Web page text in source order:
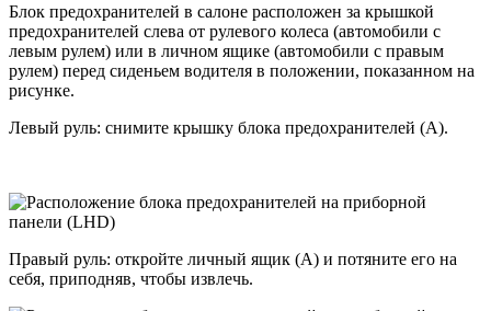
Блок предохранителей в салоне расположен за крышкой
предохранителей слева от рулевого колеса (автомобили с
левым рулем) или в личном ящике (автомобили с правым
рулем) перед сиденьем водителя в положении, показанном на
рисунке.
Левый руль: снимите крышку блока предохранителей (A).
Правый руль: откройте личный ящик (A) и потяните его на
себя, приподняв, чтобы извлечь.